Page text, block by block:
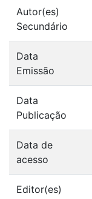
Autor(es)
Secundário
Data
Emissão
Data
Publicação
Data de
acesso
Editor(es)